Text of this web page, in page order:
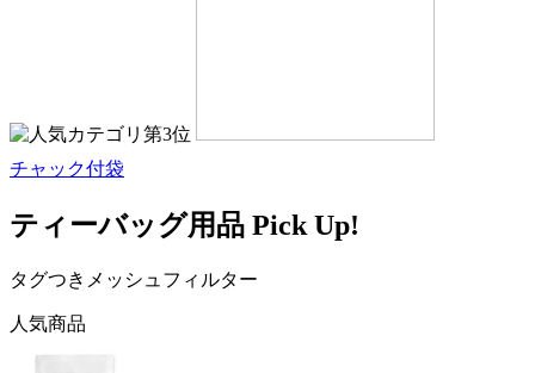
チャック付袋
ティーバッグ用品 Pick Up!
タグつきメッシュフィルター
人気商品